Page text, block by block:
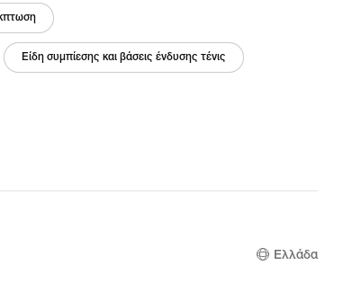
Είδη συμπίεσης και βάσεις ένδυσης τένις
Ελλάδα